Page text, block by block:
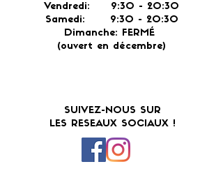
Vendredi: 9:30 - 20:30
Samedi: 9:30 - 20:30
Dimanche: FERMÉ
(ouvert en décembre)
SUIVEZ-NOUS SUR
LES RESEAUX SOCIAUX !